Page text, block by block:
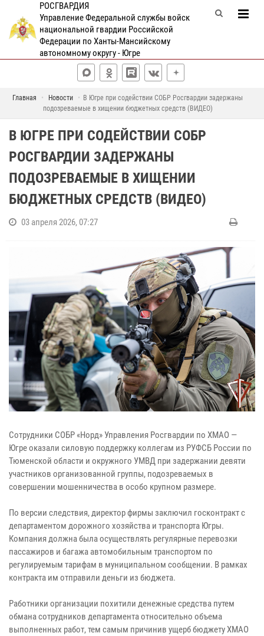
РОСГВАРДИЯ
Управление Федеральной службы войск
национальной гвардии Российской
Федерации по Ханты-Мансийскому
автономному округу - Югре
Главная Новости
В Югре при содействии СОБР Росгвардии задержаны
подозреваемые в хищении бюджетных средств (ВИДЕО)
В ЮГРЕ ПРИ СОДЕЙСТВИИ СОБР
РОСГВАРДИИ ЗАДЕРЖАНЫ
ПОДОЗРЕВАЕМЫЕ В ХИЩЕНИИ
БЮДЖЕТНЫХ СРЕДСТВ (ВИДЕО)
03 апреля 2026, 07:27
Сотрудники СОБР «Норд» Управления Росгвардии по ХМАО —
Югре оказали силовую поддержку коллегам из РУФСБ России по
Тюменской области и окружного УМВД при задержании девяти
участников организованной группы, подозреваемых в
совершении мошенничества в особо крупном размере.
По версии следствия, директор фирмы заключил госконтракт с
департаментом дорожного хозяйства и транспорта Югры.
Компания должна была осуществлять регулярные перевозки
пассажиров и багажа автомобильным транспортом по
регулируемым тарифам в муниципальном сообщении. В рамках
контракта им отправили деньги из бюджета.
Работники организации похитили денежные средства путем
обмана сотрудников департамента относительно объема
выполненных работ, тем самым причинив ущерб бюджету ХМАО